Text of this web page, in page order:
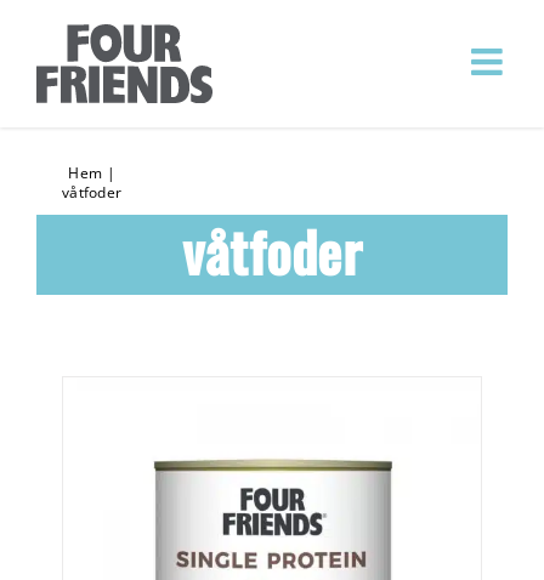
Hem |
våtfoder
våtfoder